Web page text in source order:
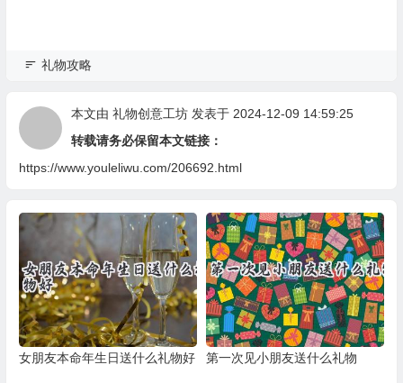
礼物攻略
本文由 礼物创意工坊发表于 2024-12-09 14:59:25
转载请务必保留本文链接：
https://www.youleliwu.com/206692.html
女朋友本命年生日送什么礼物好 第一次见小朋友送什么礼物